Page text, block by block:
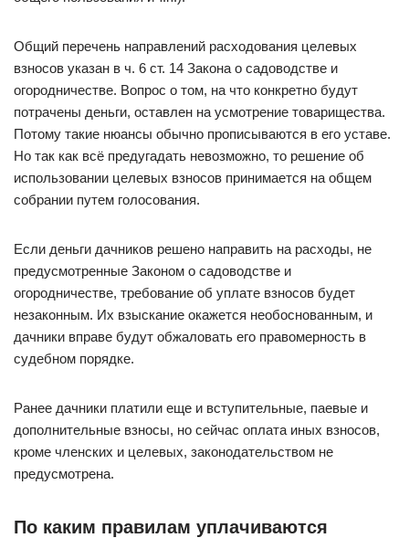
Общий перечень направлений расходования целевых
взносов указан в ч. 6 ст. 14 Закона о садоводстве и
огородничестве. Вопрос о том, на что конкретно будут
потрачены деньги, оставлен на усмотрение товарищества.
Потому такие нюансы обычно прописываются в его уставе.
Но так как всё предугадать невозможно, то решение об
использовании целевых взносов принимается на общем
собрании путем голосования.
Если деньги дачников решено направить на расходы, не
предусмотренные Законом о садоводстве и
огородничестве, требование об уплате взносов будет
незаконным. Их взыскание окажется необоснованным, и
дачники вправе будут обжаловать его правомерность в
судебном порядке.
Ранее дачники платили еще и вступительные, паевые и
дополнительные взносы, но сейчас оплата иных взносов,
кроме членских и целевых, законодательством не
предусмотрена.
По каким правилам уплачиваются